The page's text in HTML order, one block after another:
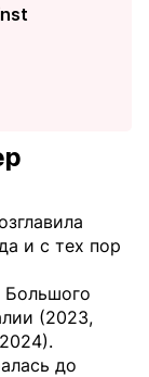
и с тех пор
Большого
(2023,
до